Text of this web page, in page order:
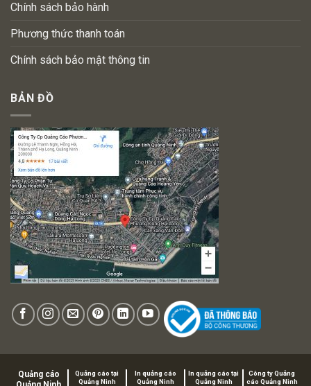
Chính sách bảo hành
Phương thức thanh toán
Chính sách bảo mật thông tin
BẢN ĐỒ
Quảng cáo
Quảng cáo tại
Quảng Ninh
In quảng cáo
Quảng Ninh
In quảng cáo tại
Quảng Ninh
Công ty Quảng
cáo Quảng Ninh